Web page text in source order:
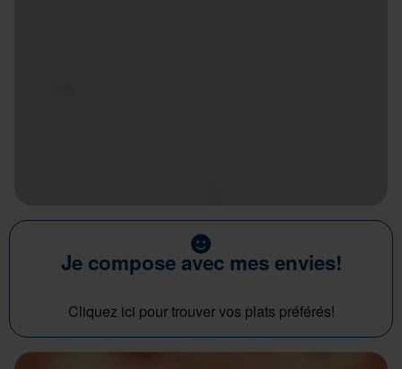
Je compose avec mes envies!
Cliquez ici pour trouver vos plats préférés!